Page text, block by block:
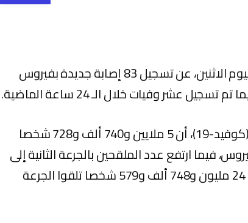
أعلنت وزارة الصحة والحماية الاجتماعية، اليوم الاثنين، عن تسجيل 83 إصابة جديدة بفيروس
وأبرزت الوزارة، في النشرة اليومية لحصيلة (كوفيد-19)، أن 5 ملايين و740 ألف و728 شخصا
فيما ارتفع عدد الملقحين بالجرعة الثانية إلى
23 مليون و199 ألف و547 شخصا، مقابل 24 مليون و748 ألف و579 شخصا تلقوا الجرعة